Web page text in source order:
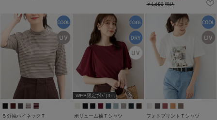
￥1,680税込
５分袖ハイネックＴ
WEB限定ｻｲｽﾞ[3L]
ボリューム袖Ｔシャツ フォトプリントＴシャツ